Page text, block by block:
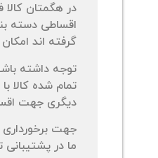
در هگمتان
اقساطی دسته
گرفته اند
توجه داشته
تمام شده کالا
دیگری جهت
جهت
ما در